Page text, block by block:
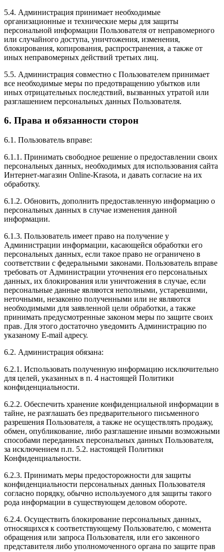
5.4. Администрация принимает необходимые
организационные и технические меры для защиты
персональной информации Пользователя от неправомерного
или случайного доступа, уничтожения, изменения,
блокирования, копирования, распространения, а также от
иных неправомерных действий третьих лиц.
5.5. Администрация совместно с Пользователем принимает
все необходимые меры по предотвращению убытков или
иных отрицательных последствий, вызванных утратой или
разглашением персональных данных Пользователя.
6. Права и обязанности сторон
6.1. Пользователь вправе:
6.1.1. Принимать свободное решение о предоставлении своих
персональных данных, необходимых для использования сайта
Интернет-магазин Online-Krasota, и давать согласие на их
обработку.
6.1.2. Обновить, дополнить предоставленную информацию о
персональных данных в случае изменения данной
информации.
6.1.3. Пользователь имеет право на получение у
Администрации информации, касающейся обработки его
персональных данных, если такое право не ограничено в
соответствии с федеральными законами. Пользователь вправе
требовать от Администрации уточнения его персональных
данных, их блокирования или уничтожения в случае, если
персональные данные являются неполными, устаревшими,
неточными, незаконно полученными или не являются
необходимыми для заявленной цели обработки, а также
принимать предусмотренные законом меры по защите своих
прав. Для этого достаточно уведомить Администрацию по
указаному E-mail адресу.
6.2. Администрация обязана:
6.2.1. Использовать полученную информацию исключительно
для целей, указанных в п. 4 настоящей Политики
конфиденциальности.
6.2.2. Обеспечить хранение конфиденциальной информации в
тайне, не разглашать без предварительного письменного
разрешения Пользователя, а также не осуществлять продажу,
обмен, опубликование, либо разглашение иными возможными
способами переданных персональных данных Пользователя,
за исключением п.п. 5.2. настоящей Политики
Конфиденциальности.
6.2.3. Принимать меры предосторожности для защиты
конфиденциальности персональных данных Пользователя
согласно порядку, обычно используемого для защиты такого
рода информации в существующем деловом обороте.
6.2.4. Осуществить блокирование персональных данных,
относящихся к соответствующему Пользователю, с момента
обращения или запроса Пользователя, или его законного
представителя либо уполномоченного органа по защите прав